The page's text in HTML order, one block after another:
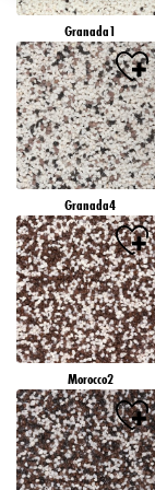
Granada1
Granada4
Morocco2
záujmov), na tejto
zariadení, ktoré boli
optimalizáciu
Viac informácií o
údajov, ktoré je
technológie"). Svoj
vypnutím súborov
prepojenej v pätičke.
webovej lokalite, najmä
jednotlivých súboroch
nižšie".
Ak kliknete na
údajov/používaní
uvedených účelov.
ako aj so spracovaním
kliknete na "Odmietnuť",
nevyhnutné na